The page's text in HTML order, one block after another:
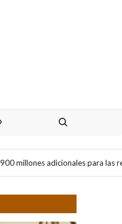
y
para las redes eléctricas